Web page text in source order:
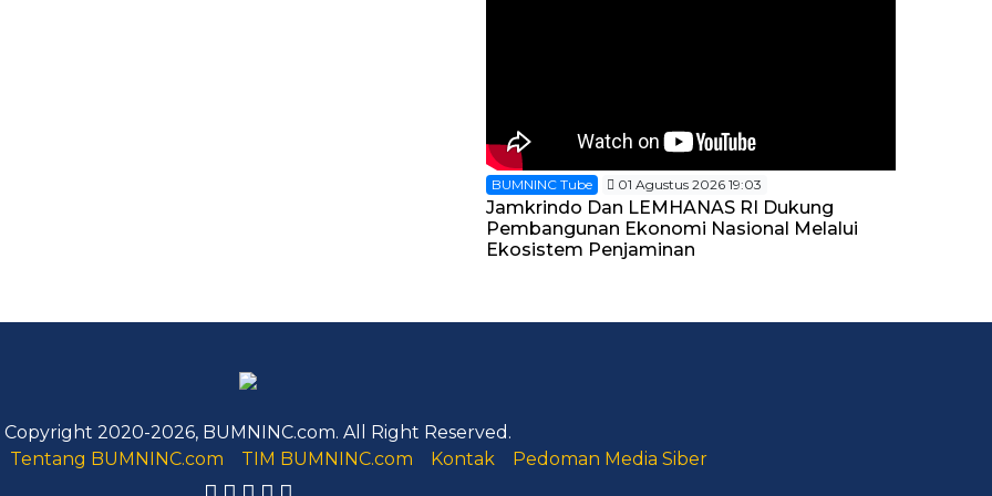
BUMNINC Tube 01 Agustus 2026 19:03
Jamkrindo Dan LEMHANAS RI Dukung
Pembangunan Ekonomi Nasional Melalui
Ekosistem Penjaminan
2020-2026, BUMNINC.com. All Right Reserved.
Tentang BUMNINC.com TIM BUMNINC.com Kontak Pedoman Media Siber